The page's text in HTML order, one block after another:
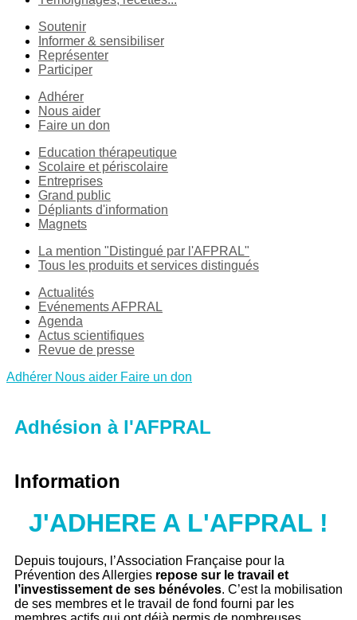
Soutenir
Informer & sensibiliser
Représenter
Participer
Adhérer
Nous aider
Faire un don
Education thérapeutique
Scolaire et périscolaire
Entreprises
Grand public
Dépliants d'information
Magnets
La mention "Distingué par l'AFPRAL"
Tous les produits et services distingués
Actualités
Evénements AFPRAL
Agenda
Actus scientifiques
Revue de presse
Adhérer Nous aider Faire un don
Adhésion à l'AFPRAL
Information
J'ADHERE A L'AFPRAL !
Depuis toujours, l’Association Française pour la
Prévention des Allergies repose sur le travail et
l’investissement de ses bénévoles. C’est la mobilisation
de ses membres et le travail de fond fourni par les